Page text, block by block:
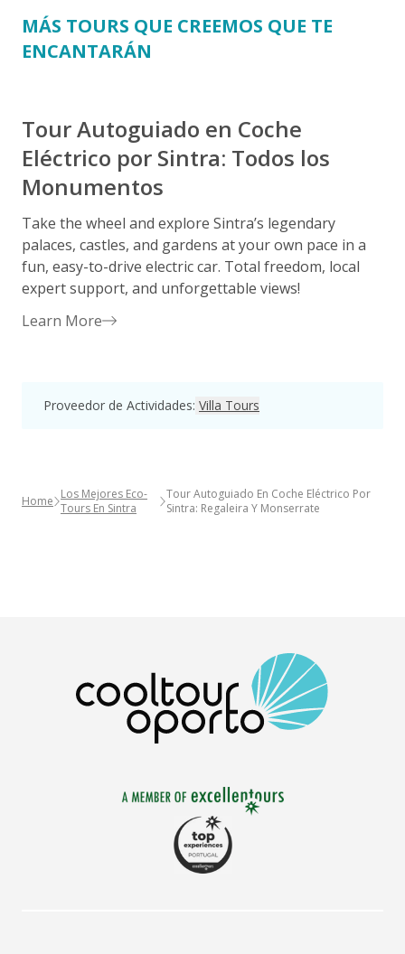
MÁS TOURS QUE CREEMOS QUE TE
ENCANTARÁN
Tour Autoguiado en Coche
Eléctrico por Sintra: Todos los
Monumentos
Take the wheel and explore Sintra’s legendary
palaces, castles, and gardens at your own pace in a
fun, easy-to-drive electric car. Total freedom, local
expert support, and unforgettable views!
Learn More
Proveedor de Actividades: Villa Tours
Home Los Mejores Eco-
Tours En Sintra
Tour Autoguiado En Coche Eléctrico Por
Sintra: Regaleira Y Monserrate